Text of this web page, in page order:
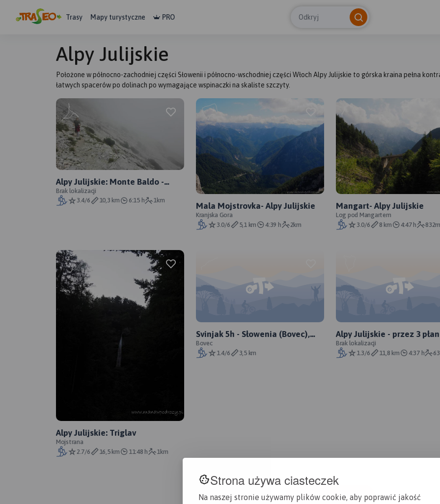
Strona używa ciasteczek
Na naszej stronie używamy plików cookie, aby poprawić jakość
Trasy Mapy turystyczne PRO Odkryj
Alpy Julijskie
Położone w północno-zachodniej części Słowenii i północno-wschodniej części Włoch Alpy Julijskie to górska kraina pełna
łatwych spacerów po dolinach po wymagające wspinaczki na skaliste szczyty.
Alpy Julijskie: Monte Baldo -
Cimo Telegrafo (Włochy)
Brak lokalizacji
3.4/6
10,3 km 6:15 h 1km
Mala Mojstrovka- Alpy Julijskie
Kranjska Gora
3.0/6
5,1 km 4:39 h 2km
Mangart- Alpy Julijskie
Log pod Mangartem
3.0/6
8 km 4:47 h
Alpy Julijskie: Triglav
Mojstrana
2.7/6
16,5 km 11:48 h 1km
Svinjak 5h - Słowenia (Bovec),
Alpy Julijskie, okolice
Triglavskiego Parku Narodowego
Bovec
1.4/6
3,5 km
Alpy Julijskie - przez 3
Brak lokalizacji
1.3/6
11,8 km 4:37 h
Zobacz więcej tras